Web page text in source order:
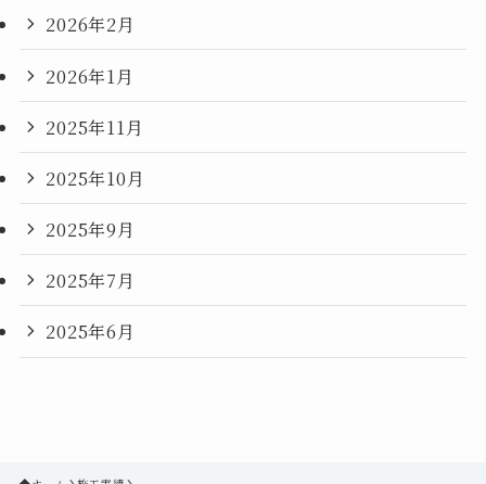
2026年2月
2026年1月
2025年11月
2025年10月
2025年9月
2025年7月
2025年6月